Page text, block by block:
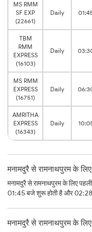
MS RMM
SF EXP
(22661)
Daily
TBM
RMM
EXPRESS
(16103)
Daily
MS RMM
EXPRESS
(16751)
Daily
AMRITHA
EXPRESS
(16343)
Daily
मनामदुरै से रामनाथपुरम के
मनामदुरै से रामनाथपुरम के लिए
01:45 बजे शुरू होती है और 02:28
मनामदुरै से रामनाथपुरम के